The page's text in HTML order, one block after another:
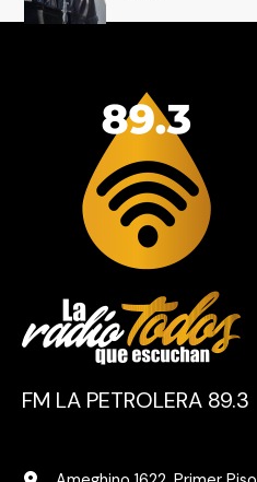
FM LA PETROLERA 89.3